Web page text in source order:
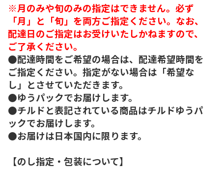
※月のみや旬のみの指定はできません。必ず
「月」と「旬」を両方ご指定ください。なお、
配達日のご指定はお受けいたしかねますので、
ご了承ください。
●配達時間をご希望の場合は、配達希望時間を
ご指定ください。指定がない場合は「希望な
し」とさせていただきます。
●ゆうパックでお届けします。
●チルドと表記されている商品はチルドゆうパ
ックでお届けします。
●お届けは日本国内に限ります。
【のし指定・包装について】